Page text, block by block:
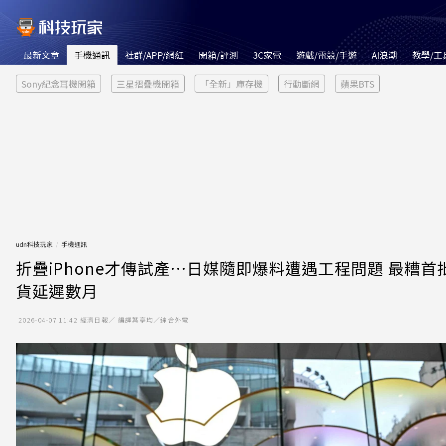
最新文章 手機通訊 社群/APP/網紅 開箱/評測 3C家電 遊戲/電競/手遊 AI浪潮 教學/工
Sony紀念耳機開箱 三星摺疊機開箱 「全新」庫存機 行動斷網 蘋果BTS
udn科技玩家 手機通訊
折疊iPhone才傳試產…日媒隨即爆料遭遇工程問題 最糟首
貨延遲數月
2026-04-07 11:42 經濟日報／ 編譯葉亭均／綜合外電